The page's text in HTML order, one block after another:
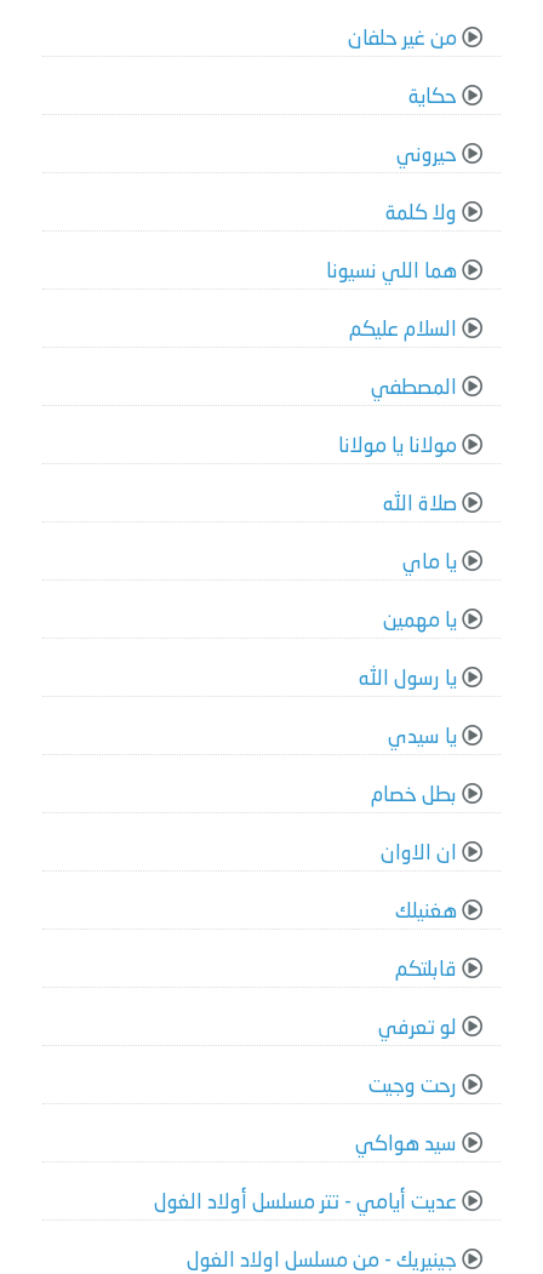
من غير حلفان
حكاية
حيروني
ولا كلمة
هما اللي نسيونا
السلام عليكم
المصطفي
مولانا يا مولانا
صلاة الله
يا ماي
يا مهمين
يا رسول الله
يا سيدي
بطل خصام
ان الاوان
هغنيلك
قابلتكم
لو تعرفي
رحت وجيت
سيد هواكي
عديت أيامي - تتر مسلسل أولاد الغول
جينيريك - من مسلسل اولاد الغول